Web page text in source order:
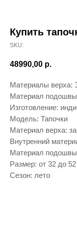
Купить
SKU:
48990,00 р.
Материалы верха:
Материал
Изготовление:
Модель: Тапочки
Материал верха:
Внутренний
Материал
Размер: от 32 до 52
Сезон: лето